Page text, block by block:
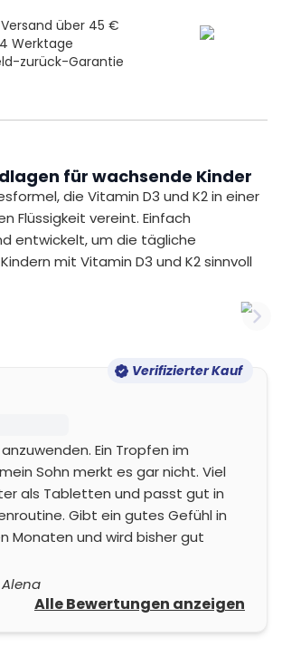
über 45 €
Werktage
zurück-Garantie
für wachsende Kinder
die Vitamin D3 und K2 in einer
Flüssigkeit vereint. Einfach
entwickelt, um die tägliche
mit Vitamin D3 und K2 sinnvoll
Verifizierter Kauf
Ein Tropfen im
Sohn merkt es gar nicht. Viel
als Tabletten und passt gut in
Gibt ein gutes Gefühl in
Monaten und wird bisher gut
Alle Bewertungen anzeigen